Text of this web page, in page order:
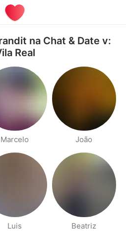
na Chat & Date v:
Real
Marcelo João
Luis Beatriz